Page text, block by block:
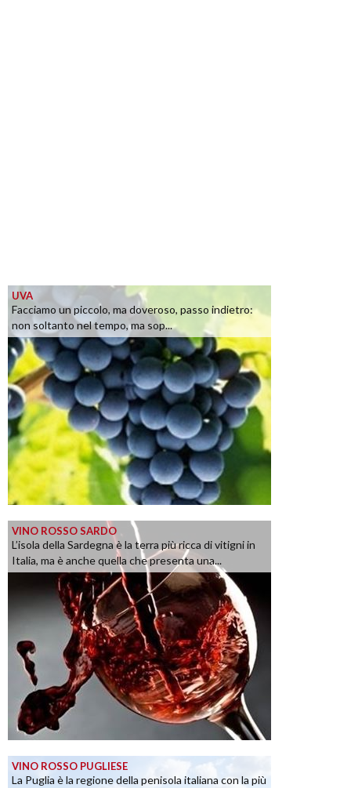
UVA
Facciamo un piccolo, ma doveroso, passo indietro:
non soltanto nel tempo, ma sop...
VINO ROSSO SARDO
L’isola della Sardegna è la terra più ricca di vitigni in
Italia, ma è anche quella che presenta una...
VINO ROSSO PUGLIESE
La Puglia è la regione della penisola italiana con la più